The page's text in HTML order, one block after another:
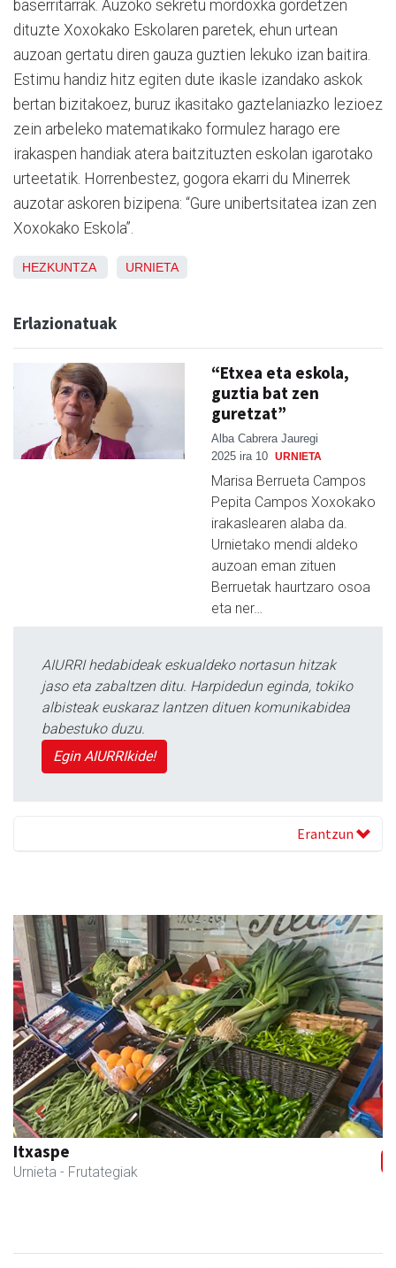
baserritarrak. Auzoko sekretu mordoxka gordetzen
dituzte Xoxokako Eskolaren paretek, ehun urtean
auzoan gertatu diren gauza guztien lekuko izan baitira.
Estimu handiz hitz egiten dute ikasle izandako askok
bertan bizitakoez, buruz ikasitako gaztelaniazko lezioez
zein arbeleko matematikako formulez harago ere
irakaspen handiak atera baitzituzten eskolan igarotako
urteetatik. Horrenbestez, gogora ekarri du Minerrek
auzotar askoren bizipena: “Gure unibertsitatea izan zen
Xoxokako Eskola”.
HEZKUNTZA URNIETA
Erlazionatuak
“Etxea eta eskola,
guztia bat zen
guretzat”
Alba Cabrera Jauregi
2025 ira 10 URNIETA
Marisa Berrueta Campos
Pepita Campos Xoxokako
irakaslearen alaba da.
Urnietako mendi aldeko
auzoan eman zituen
Berruetak haurtzaro osoa
eta ner…
AIURRI hedabideak eskualdeko nortasun hitzak
jaso eta zabaltzen ditu. Harpidedun eginda, tokiko
albisteak euskaraz lantzen dituen komunikabidea
babestuko duzu.
Egin AIURRIkide!
Erantzun
Itxaspe
Urnieta - Frutategiak
Previous Next